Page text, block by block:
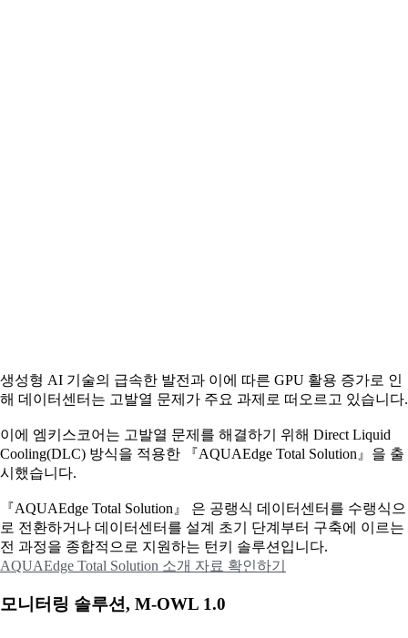
생성형 AI 기술의 급속한 발전과 이에 따른 GPU 활용 증가로 인
해 데이터센터는 고발열 문제가 주요 과제로 떠오르고 있습니다.
이에 엠키스코어는 고발열 문제를 해결하기 위해 Direct Liquid
Cooling(DLC) 방식을 적용한 『AQUAEdge Total Solution』을 출
시했습니다.
『AQUAEdge Total Solution』 은 공랭식 데이터센터를 수랭식으
로 전환하거나 데이터센터를 설계 초기 단계부터 구축에 이르는
전 과정을 종합적으로 지원하는 턴키 솔루션입니다.
AQUAEdge Total Solution 소개 자료 확인하기
모니터링 솔루션, M-OWL 1.0